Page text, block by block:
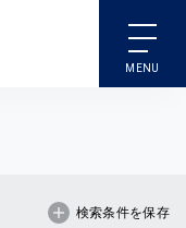
SUBARU 認定U-Car検索
検索条件を保存